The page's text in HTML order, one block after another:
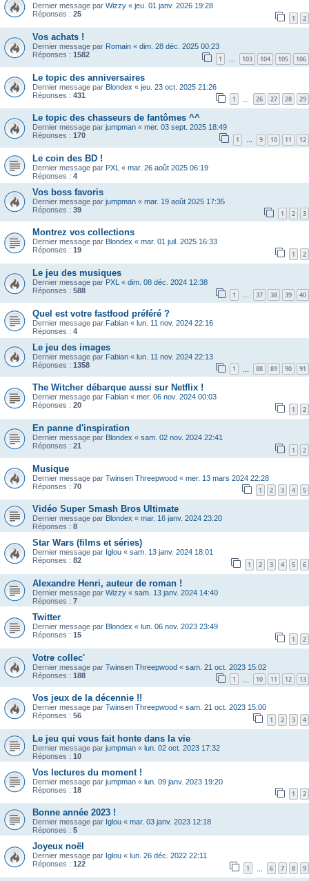
Dernier message par Wizzy « jeu. 01 janv. 2026 19:28
Réponses : 25 1 2
Vos achats !
Dernier message par Romain « dim. 28 déc. 2025 00:23
Réponses : 1582 1 103 104 105 106
Le topic des anniversaires
Dernier message par Blondex « jeu. 23 oct. 2025 21:26
Réponses : 431 1 26 27 28 29
Le topic des chasseurs de fantômes ^^
Dernier message par jumpman « mer. 03 sept. 2025 18:49
Réponses : 170 1 … 9 10 11 12
Le coin des BD !
Dernier message par PXL « mar. 26 août 2025 06:19
Réponses : 4
Vos boss favoris
Dernier message par jumpman « mar. 19 août 2025 17:35
Réponses : 39 1 2 3
Montrez vos collections
Dernier message par Blondex « mar. 01 juil. 2025 16:33
Réponses : 19 1 2
Le jeu des musiques
Dernier message par PXL « dim. 08 déc. 2024 12:38
Réponses : 588 1 … 37 38 39 40
Quel est votre fastfood préféré ?
Dernier message par Fabian « lun. 11 nov. 2024 22:16
Réponses : 4
Le jeu des images
Dernier message par Fabian « lun. 11 nov. 2024 22:13
Réponses : 1358 1 88 89 90 91
The Witcher débarque aussi sur Netflix !
Dernier message par Fabian « mer. 06 nov. 2024 00:03
Réponses : 20 1 2
En panne d'inspiration
Dernier message par Blondex « sam. 02 nov. 2024 22:41
Réponses : 21 1 2
Musique
Dernier message par Twinsen Threepwood « mer. 13 mars 2024 22:28
Réponses : 70 1 2 3 4 5
Vidéo Super Smash Bros Ultimate
Dernier message par Blondex « mar. 16 janv. 2024 23:20
Réponses : 8
Star Wars (films et séries)
Dernier message par Iglou « sam. 13 janv. 2024 18:01
Réponses : 82 1 2 3 4 5 6
Alexandre Henri, auteur de roman !
Dernier message par Wizzy « sam. 13 janv. 2024 14:40
Réponses : 7
Twitter
Dernier message par Blondex « lun. 06 nov. 2023 23:49
Réponses : 15 1 2
Votre collec'
Dernier message par Twinsen Threepwood « sam. 21 oct. 2023 15:02
Réponses : 188 1 10 11 12 13
Vos jeux de la décennie !!
Dernier message par Twinsen Threepwood « sam. 21 oct. 2023 15:00
Réponses : 56 1 2 3 4
Le jeu qui vous fait honte dans la vie
Dernier message par jumpman « lun. 02 oct. 2023 17:32
Réponses : 10
Vos lectures du moment !
Dernier message par jumpman « lun. 09 janv. 2023 19:20
Réponses : 18 1 2
Bonne année 2023 !
Dernier message par Iglou « mar. 03 janv. 2023 12:18
Réponses : 5
Joyeux noël
Dernier message par Iglou « lun. 26 déc. 2022 22:11
Réponses : 122 1 6 7 8 9